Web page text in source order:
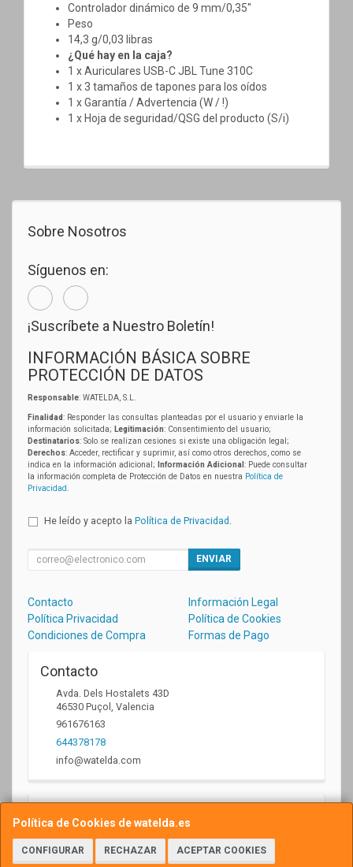
Controlador dinámico de 9 mm/0,35"
Peso
14,3 g/0,03 libras
¿Qué hay en la caja?
1 x Auriculares USB-C JBL Tune 310C
1 x 3 tamaños de tapones para los oídos
1 x Garantía / Advertencia (W / !)
1 x Hoja de seguridad/QSG del producto (S/i)
Política de Cookies de watelda.es
CONFIGURAR RECHAZAR ACEPTAR COOKIES
Sobre Nosotros
Síguenos en:
¡Suscríbete a Nuestro Boletín!
INFORMACIÓN BÁSICA SOBRE
PROTECCIÓN DE DATOS
Responsable: WATELDA, S.L.
Finalidad: Responder las consultas planteadas por el usuario y enviarle la
información solicitada; Legitimación: Consentimiento del usuario;
Destinatarios: Solo se realizan cesiones si existe una obligación legal;
Derechos: Acceder, rectificar y suprimir, así como otros derechos, como se
indica en la información adicional;
Información Adicional : Puede consultar
la información completa de Protección de Datos en nuestra Política de
Privacidad
He leído y acepto la Política de Privacidad
ENVIAR
Contacto
Información Legal
Política Privacidad
Política de Cookies
Condiciones de Compra
Formas de Pago
Contacto
Avda. Dels Hostalets 43D
46530 Puçol Valencia
961676163
644378178
info@watelda.com